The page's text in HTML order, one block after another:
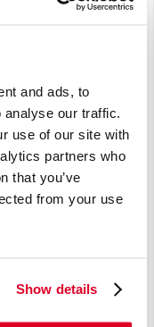
and ads, to
our traffic.
use of our site with
partners who
that you’ve
from your use
Show details